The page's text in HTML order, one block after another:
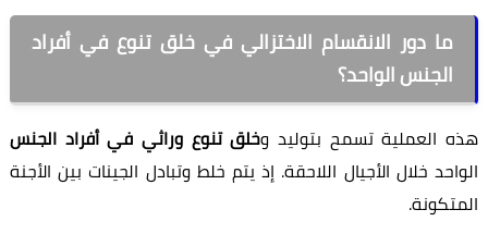
ما دور الانقسام الاختزالي في خلق تنوع في أفراد
الجنس الواحد؟
هذه العملية تسمح بتوليد وخلق تنوع وراثي في أفراد الجنس
الواحد خلال الأجيال اللاحقة. إذ يتم خلط وتبادل الجينات بين الأجنة
المتكونة.